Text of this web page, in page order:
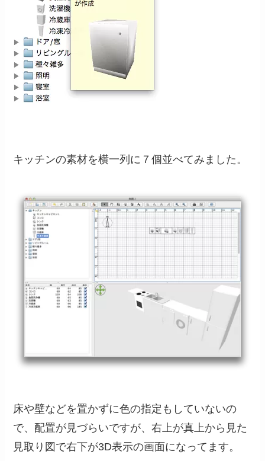
キッチンの素材を横一列に７個並べてみました。
床や壁などを置かずに色の指定もしていないの
で、配置が見づらいですが、右上が真上から見た
見取り図で右下が3D表示の画面になってます。